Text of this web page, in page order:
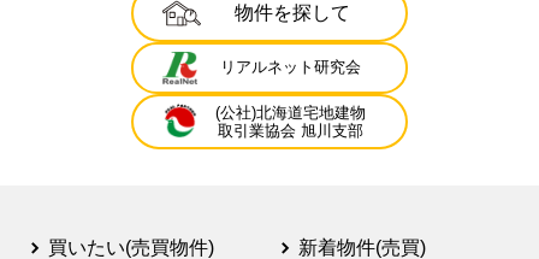
物件を探して
リアルネット研究会
(公社)北海道宅地建物
取引業協会 旭川支部
買いたい(売買物件)
新着物件(売買)